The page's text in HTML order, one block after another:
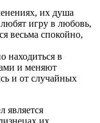
их душа
игру в любовь,
весьма спокойно,
находиться в
и меняют
и от случайных
является
их